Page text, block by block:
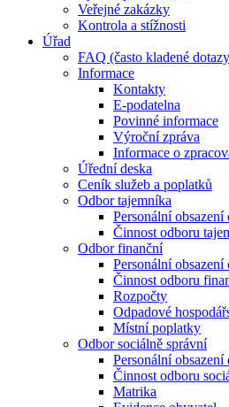
Veřejné zakázky
Kontrola a stížnosti
Úřad
FAQ (často kladené
Informace
Kontakty
E-podatelna
Povinné informace
Výroční zpráva
Informace o
Úřední deska
Ceník služeb a poplatků
Odbor tajemníka
Personální
Činnost odboru
Odbor finanční
Personální
Činnost odboru
Rozpočty
Odpadové
Místní poplatky
Odbor sociálně správní
Personální
Činnost odboru
Matrika